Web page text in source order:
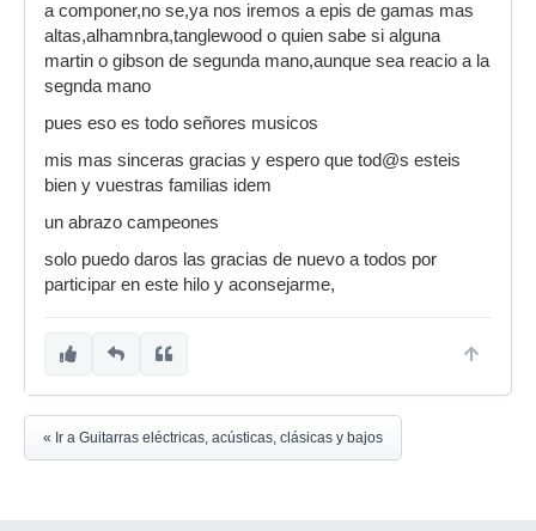
a componer,no se,ya nos iremos a epis de gamas mas
altas,alhamnbra,tanglewood o quien sabe si alguna
martin o gibson de segunda mano,aunque sea reacio a la
segnda mano
pues eso es todo señores musicos
mis mas sinceras gracias y espero que tod@s esteis
bien y vuestras familias idem
un abrazo campeones
solo puedo daros las gracias de nuevo a todos por
participar en este hilo y aconsejarme,
« Ir a Guitarras eléctricas, acústicas, clásicas y bajos